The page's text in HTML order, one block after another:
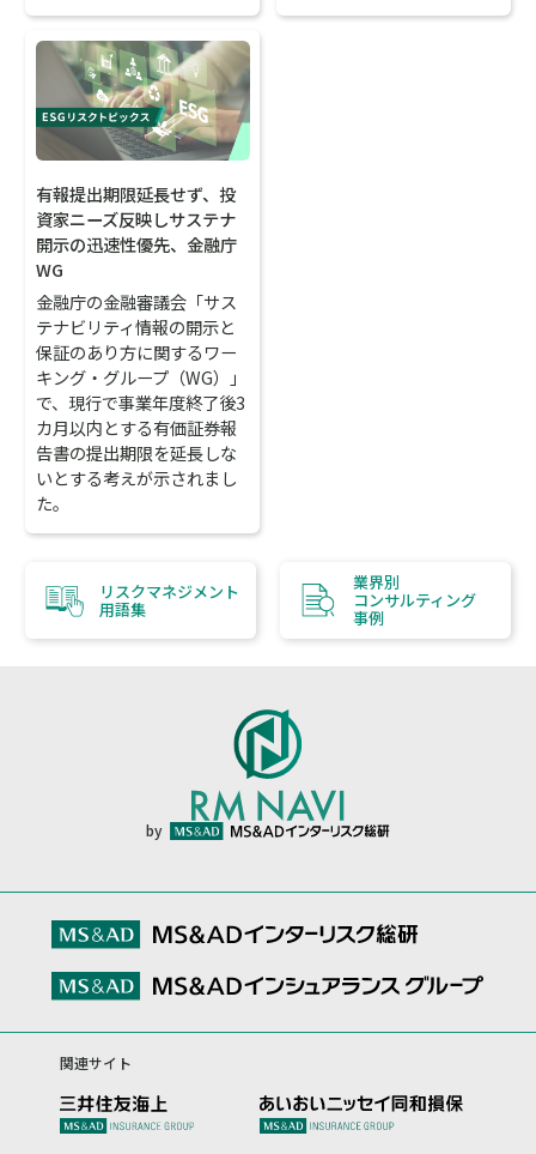
有報提出期限延長せず、投
資家ニーズ反映しサステナ
開示の迅速性優先、金融庁
WG
金融庁の金融審議会「サス
テナビリティ情報の開示と
保証のあり方に関するワー
キング・グループ（WG）」
で、現行で事業年度終了後3
カ月以内とする有価証券報
告書の提出期限を延長しな
いとする考えが示されまし
た。
リスクマネジメント
用語集
業界別
コンサルティング
事例
by
関連サイト